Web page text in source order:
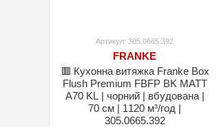
Артикул: 305.0665.392
FRANKE
🟥 Кухонна витяжка Franke Box
Flush Premium FBFP BK MATT
A70 KL | чорний | вбудована |
70 см | 1120 м³/год |
305.0665.392